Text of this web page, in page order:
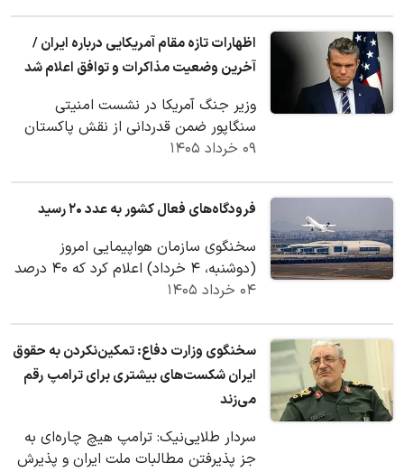
اظهارات تازه مقام آمریکایی درباره ایران /
آخرین وضعیت مذاکرات و توافق اعلام شد
وزیر جنگ آمریکا در نشست امنیتی
سنگاپور ضمن قدردانی از نقش پاکستان
در روند مذاکرات ایران و آمریکا، بر ادامه
۰۹ خرداد ۱۴۰۵
فرودگاه‌های فعال کشور به عدد ۲۰ رسید
سخنگوی سازمان هواپیمایی امروز
(دوشنبه، ۴ خرداد) اعلام کرد که ۴۰ درصد
فرودگاه‌های کشور بازگشایی شده و
۰۴ خرداد ۱۴۰۵
سخنگوی وزارت دفاع: تمکین‌نکردن به حقوق
ایران شکست‌های بیشتری برای ترامپ رقم
می‌زند
سردار طلایی‌نیک: ترامپ هیچ چاره‌ای به
جز پذیرفتن مطالبات ملت ایران و پذیرش